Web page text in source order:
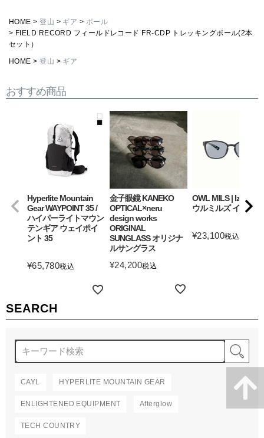
SEARCH
CAYL HYPERLITE MOUNTAIN GEAR
ENLIGHTENED EQUIPMENT Afterglow
TECH COUNTRY
HOME 登山 ギア
ポール
FIELD RECORD フィールドレコード FR-CDP トレッキングポール(2本
セット）
HOME 登山 ギア
おすすめ商品
Hyperlite Mountain
Gear WAYPOINT 35 /
ハイパーライトマウン
テンギア ウェイポイ
ント 35
¥65,780税込
金子眼鏡 KANEKO
OPTICAL×neru
design works
ORIGINAL
SUNGLASS オリジナ
ルサングラス
¥24,200税込
OWL MILS | Izanagi
ウルミルズ イザナギ
¥23,100税込